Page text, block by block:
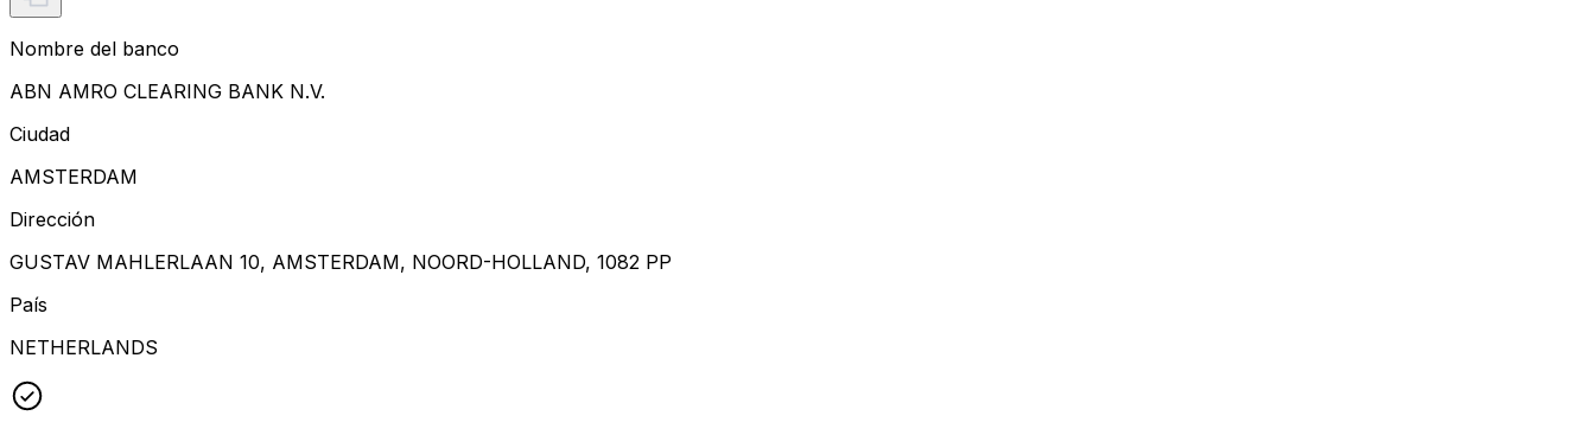
Nombre del banco
ABN AMRO CLEARING BANK N.V.
Ciudad
AMSTERDAM
Dirección
GUSTAV MAHLERLAAN 10, AMSTERDAM, NOORD-HOLLAND, 1082 PP
País
NETHERLANDS